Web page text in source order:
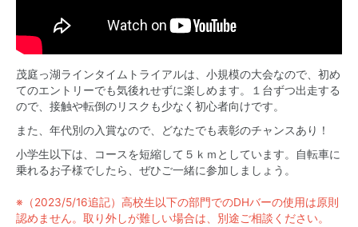
茂庭っ湖ラインタイムトライアルは、小規模の大会なので、初め
てのエントリーでも気後れせずに楽しめます。１台ずつ出走する
ので、接触や転倒のリスクも少なく初心者向けです。
また、年代別の入賞なので、どなたでも表彰のチャンスあり！
小学生以下は、コースを短縮して５ｋｍとしています。自転車に
乗れるお子様でしたら、ぜひご一緒に参加しましょう。
※（2023/5/16追記）高校生以下の部門でのDHバーの使用は原則
認めません。取り外しが難しい場合は、別途ご相談ください。